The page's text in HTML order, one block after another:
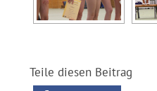
Teile diesen Beitrag